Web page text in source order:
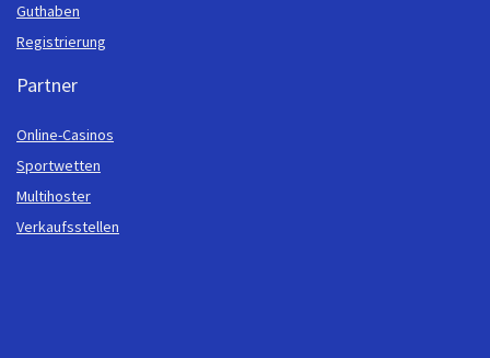
Guthaben
Registrierung
Partner
Online-Casinos
Sportwetten
Multihoster
Verkaufsstellen